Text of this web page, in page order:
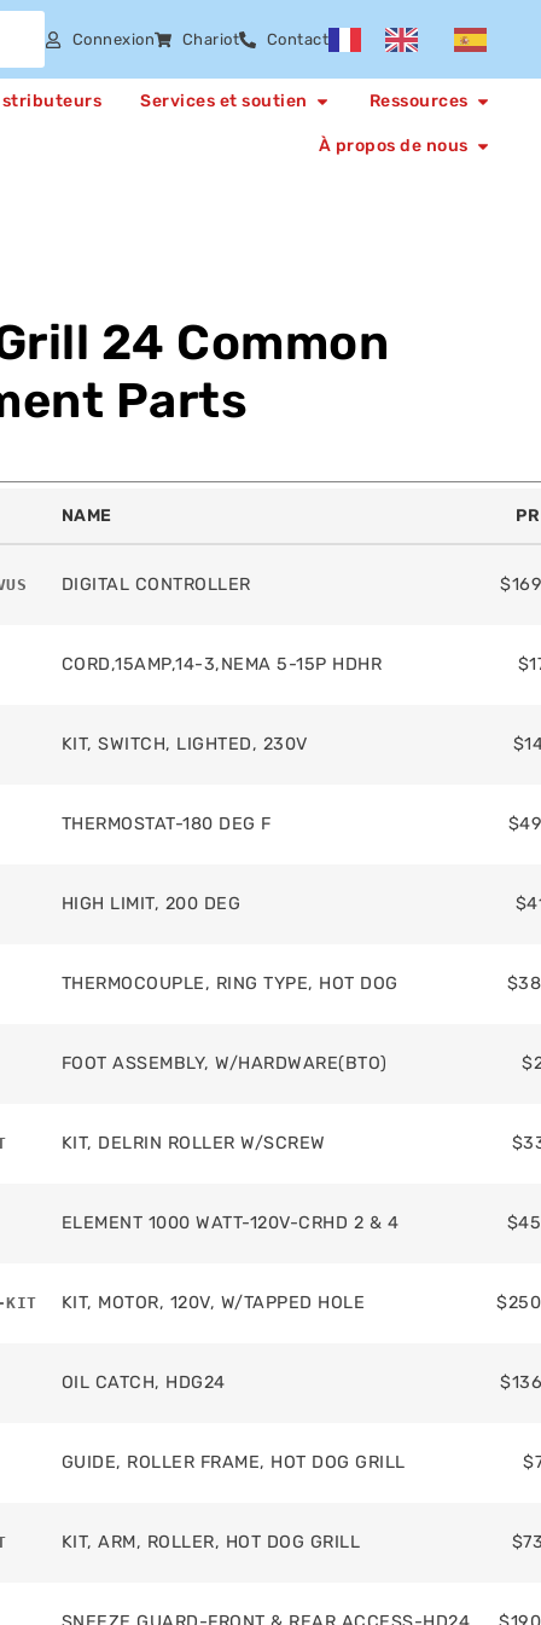
Connexion Chariot Contact
Services et soutien Ressources
À propos de nous
24 Common
Parts
NAME
DIGITAL CONTROLLER $
CORD,15AMP,14-3,NEMA 5-15P HDHR $
KIT, SWITCH, LIGHTED, 230V $
THERMOSTAT-180 DEG F $
HIGH LIMIT, 200 DEG $
THERMOCOUPLE, RING TYPE, HOT DOG $
FOOT ASSEMBLY, W/HARDWARE(BTO) $
KIT, DELRIN ROLLER W/SCREW $
ELEMENT 1000 WATT-120V-CRHD 2 & 4 $
KIT KIT, MOTOR, 120V, W/TAPPED HOLE $
OIL CATCH, HDG24 $
GUIDE, ROLLER FRAME, HOT DOG GRILL $
KIT, ARM, ROLLER, HOT DOG GRILL $